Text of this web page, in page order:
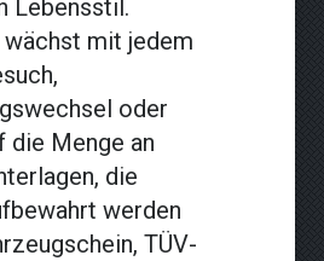
Lebensstil.
mit jedem
oder
die Menge an
die
werden
TÜV-